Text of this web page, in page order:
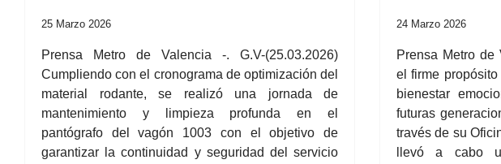
25 Marzo 2026
Prensa Metro de Valencia -. G.V-(25.03.2026)
Cumpliendo con el cronograma de optimización del
material rodante, se realizó una jornada de
mantenimiento y limpieza profunda en el
pantógrafo del vagón 1003 con el objetivo de
garantizar la continuidad y seguridad del servicio
24 Marzo 2026
Prensa Metro de
el firme
bienestar
futuras
través de su
llevó a cabo